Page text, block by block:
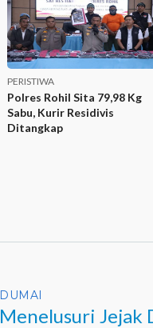
PERISTIWA
Polres Rohil Sita 79,98 Kg
Sabu, Kurir Residivis
Ditangkap
DUMAI
Menelusuri Jejak